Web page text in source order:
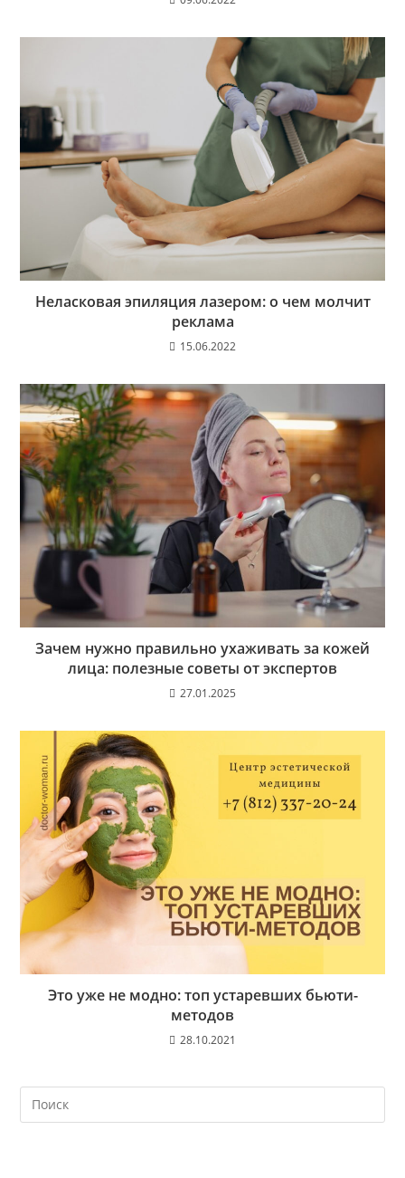
Неласковая эпиляция лазером: о чем молчит
реклама
15.06.2022
Зачем нужно правильно ухаживать за кожей
лица: полезные советы от экспертов
27.01.2025
Это уже не модно: топ устаревших бьюти-
методов
28.10.2021